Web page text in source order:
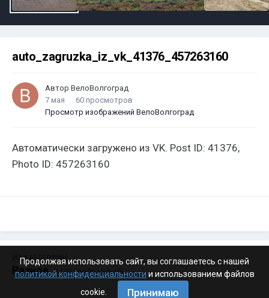
auto_zagruzka_iz_vk_41376_457263160
Автор ВелоВолгоград
7 мая
60 просмотров
Просмотр изображений ВелоВолгоград
Автоматически загружено из VK. Post ID: 41376,
Photo ID: 457263160
ИЗ КАТЕГОРИИ:
Разное · 4 199 изображений
Продолжая использовать сайт, вы соглашаетесь с нашей
политикой конфиденциальности и использованием файлов
cookie.
Принимаю